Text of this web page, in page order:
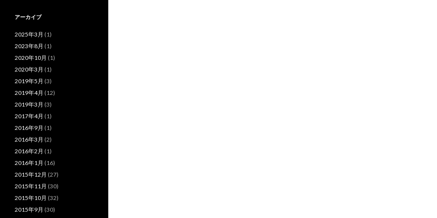
アーカイブ
2025年3月 (1)
2023年8月 (1)
2020年10月 (1)
2020年3月 (1)
2019年5月 (3)
2019年4月 (12)
2019年3月 (3)
2017年4月 (1)
2016年9月 (1)
2016年3月 (2)
2016年2月 (1)
2016年1月 (16)
2015年12月 (27)
2015年11月 (30)
2015年10月 (32)
2015年9月 (30)